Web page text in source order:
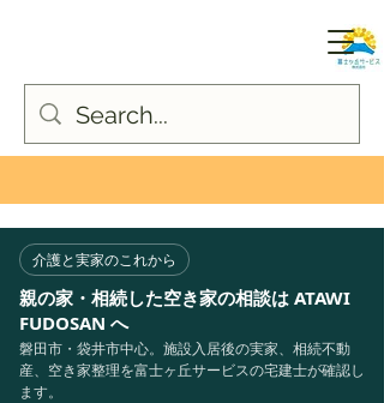
介護と実家のこれから
親の家・相続した空き家の相談は ATAWI
FUDOSAN へ
磐田市・袋井市中心。施設入居後の実家、相続不動
産、空き家整理を富士ヶ丘サービスの宅建士が確認し
ます。